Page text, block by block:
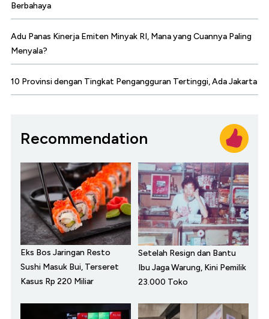
Berbahaya
Adu Panas Kinerja Emiten Minyak RI, Mana yang Cuannya Paling
Menyala?
10 Provinsi dengan Tingkat Pengangguran Tertinggi, Ada Jakarta
Recommendation
Eks Bos Jaringan Resto
Sushi Masuk Bui, Terseret
Kasus Rp 220 Miliar
Setelah Resign dan Bantu
Ibu Jaga Warung, Kini Pemilik
23.000 Toko